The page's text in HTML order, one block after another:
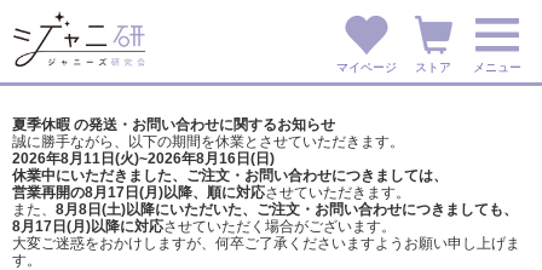
マイページ ストア メニュー
夏季休暇 の発送・お問い合わせに関するお知らせ
誠に勝手ながら、以下の期間を休業とさせていただきます。
2026年8月11日(火)~2026年8月16日(日)
休業中にいただきました、ご注文・お問い合わせにつきましては、
営業再開の8月17日(月)以降、順に対応させていただきます。
また、 8月8日(土)以降にいただいた、ご注文・ お問い合わせにつきましても、
8月17日(月)以降に対応させていただく場合がございます。
大変ご迷惑をおかけしますが、 何卒ご了承くださいますようお願い申し上げま
す。